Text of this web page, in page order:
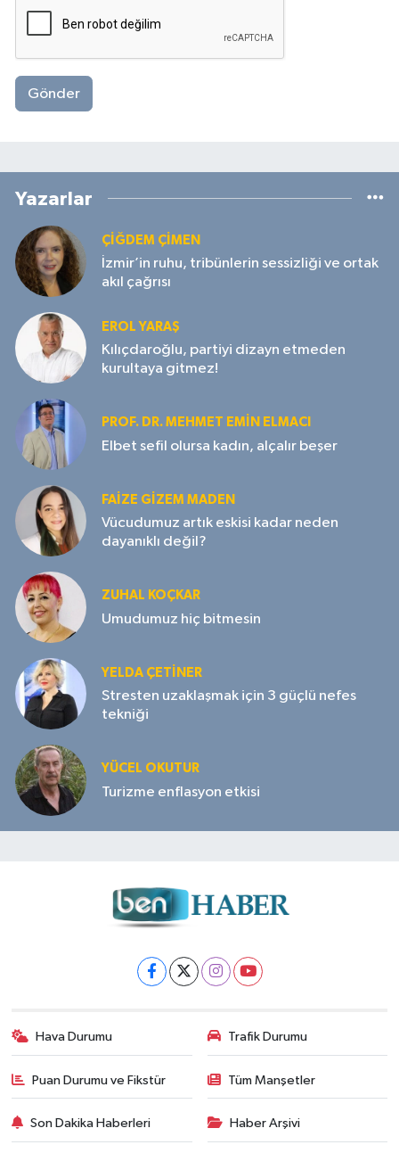
Gönder
Yazarlar
ÇIĞDEM ÇIMEN
İzmir’in ruhu, tribünlerin sessizliği ve ortak
akıl çağrısı
EROL YARAŞ
Kılıçdaroğlu, partiyi dizayn etmeden
kurultaya gitmez!
PROF. DR. MEHMET EMIN ELMACI
Elbet sefil olursa kadın, alçalır beşer
FAIZE GIZEM MADEN
Vücudumuz artık eskisi kadar neden
dayanıklı değil?
ZUHAL KOÇKAR
Umudumuz hiç bitmesin
YELDA ÇETİNER
Stresten uzaklaşmak için 3 güçlü nefes
tekniği
YÜCEL OKUTUR
Turizme enflasyon etkisi
Hava Durumu Trafik Durumu
Puan Durumu ve Fikstür Tüm Manşetler
Son Dakika Haberleri Haber Arşivi